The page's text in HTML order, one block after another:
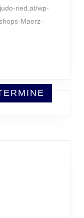
ried.at/wp-
Maerz-